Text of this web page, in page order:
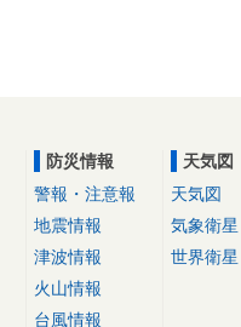
防災情報
警報・注意報
地震情報
津波情報
火山情報
台風情報
天気図
天気図
気象衛星
世界衛星